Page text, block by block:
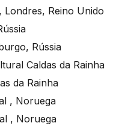
Londres, Reino Unido
Rússia
Caldas da Rainha
da Rainha
, Noruega
, Noruega